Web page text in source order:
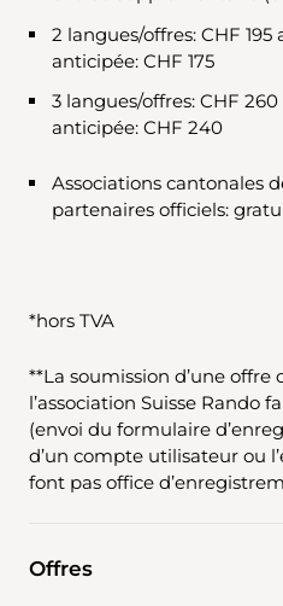
2 langues/offres: CHF 195
anticipée: CHF 175
3 langues/offres: CHF
anticipée: CHF 240
Associations cantonales
partenaires officiels:
*hors TVA
**La soumission d’une
l’association Suisse Rando
(envoi du formulaire
d’un compte utilisateur ou
font pas office
Offres